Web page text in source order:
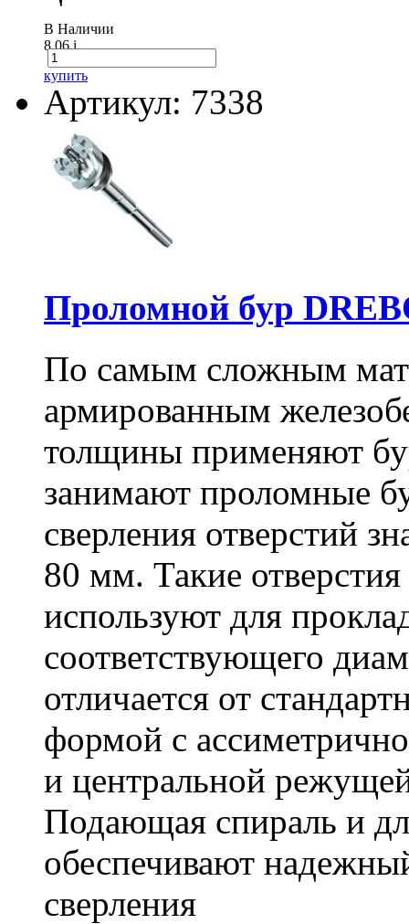
В Наличии
8.06i
купить
Артикул: 7338
Проломной бур
По самым сложным
армированным
толщины применяют
занимают проломные
сверления отверстий
80 мм. Такие
используют для
соответствующего
отличается от
формой с
и центральной
Подающая спираль и
обеспечивают
сверления